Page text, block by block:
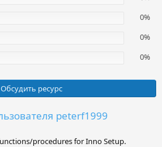
0%
0%
0%
Обсудить ресурс
peterf1999
procedures for Inno Setup.